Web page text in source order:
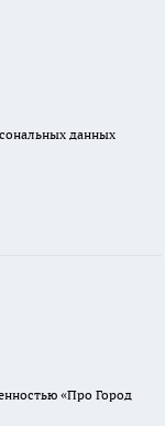
данных
«Про Город